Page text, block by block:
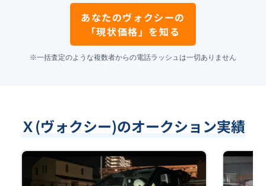
あなたのヴォクシーの
「現状価格」を知る
※一括査定のような複数者からの電話ラッシュは一切ありません
Ｘ(ヴォクシー)のオークション実績